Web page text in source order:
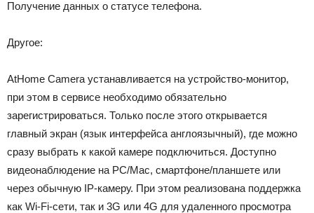
Получение данных о статусе телефона.
Другое:
AtHome Camera устанавливается на устройство-монитор,
при этом в сервисе необходимо обязательно
зарегистрироваться. Только после этого открывается
главный экран (язык интерфейса англоязычный), где можно
сразу выбрать к какой камере подключиться. Доступно
видеонаблюдение на PC/Mac, смартфоне/планшете или
через обычную IP-камеру. При этом реализована поддержка
как Wi-Fi-сети, так и 3G или 4G для удаленного просмотра